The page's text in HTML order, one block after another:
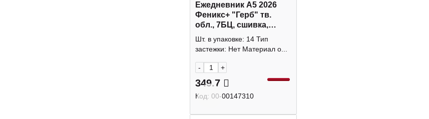
Ежедневник А5 2026
Феникс+ "Герб" тв.
обл., 7БЦ, сшивка,
рисунок 71533
Шт. в упаковке: 14 Тип
застежки: Нет Материал о...
- +
349.7
Код: 00-00147310